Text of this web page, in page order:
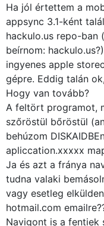
Ha jól értettem a
appsync 3.1-ként
hackulo.us repo-ban
beírnom:
ingyenes apple
gépre. Eddig talán
Hogy van tovább?
A feltört programot,
szőröstül bőröstül
behúzom
apliccation.xxxxx
Ja és azt a fránya
tudna valaki
vagy esetleg
hotmail.com
Navigont is a fentiek